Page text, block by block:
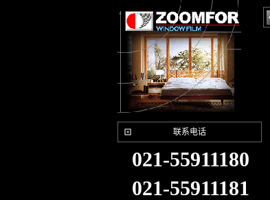
联系电话
021-55911180
021-55911181